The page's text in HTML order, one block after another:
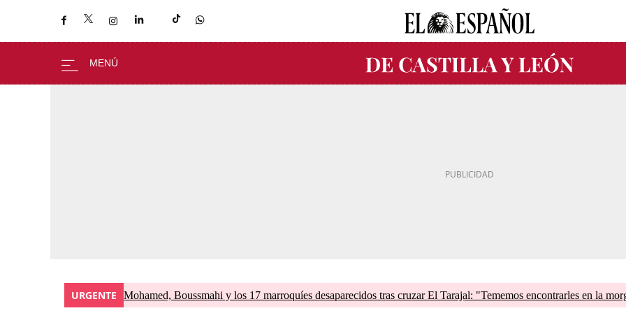
URGENTE Mohamed, Boussmahi y los 17 marroquíes desaparecidos tras cruzar El Tarajal: "Tememos encontrarles en la